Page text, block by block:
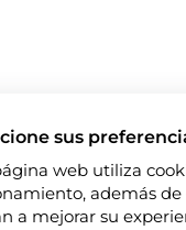
sus
web utiliza
además
a mejorar su